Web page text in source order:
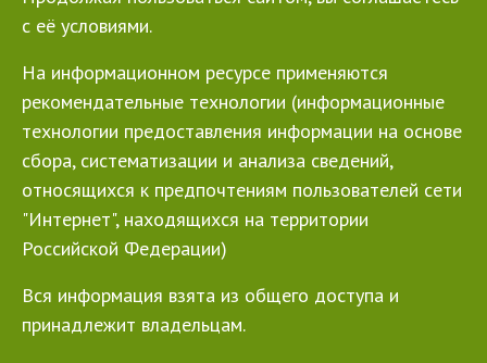
с её условиями.
На информационном ресурсе применяются
рекомендательные технологии (информационные
технологии предоставления информации на основе
сбора, систематизации и анализа сведений,
относящихся к предпочтениям пользователей сети
"Интернет", находящихся на территории
Российской Федерации)
Вся информация взята из общего доступа и
принадлежит владельцам.